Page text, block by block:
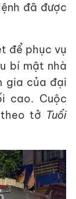
đã được
để phục vụ
bí mật nhà
gia của đại
cao. Cuộc
tở Tuổi